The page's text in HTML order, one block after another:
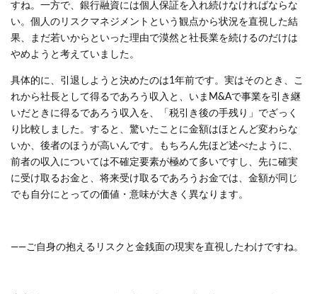
すね。一方で、銀行融資には個人保証を入れ続けなければならな
い。個人のリスクマネジメントという観点から状況を直視した結
果、まだ若いからといった理由で漠然と社長業を続けるのだけは
やめようと考えていました。
具体的に、引退しようと決めたのは1年前です。実はそのとき、こ
れから社長として得るであろう収入と、いまM&Aで事業を引き継
いだときに得るであろう収入を、「税引き後の手残り」でざっく
り比較しました。すると、驚いたことに金額はほとんど変わらな
いか、後者のほうが高いんです。もちろん先ほど述べたように、
前者の収入については不確定要素が極めて多いですし、先に確実
に受け取るお金と、将来受け取るであろうお金では、金額が同じ
でも自分にとっての価値・意味が大きく異なります。
――ご自身の抱えるリスクと金銭面の現実を直視したわけですね。